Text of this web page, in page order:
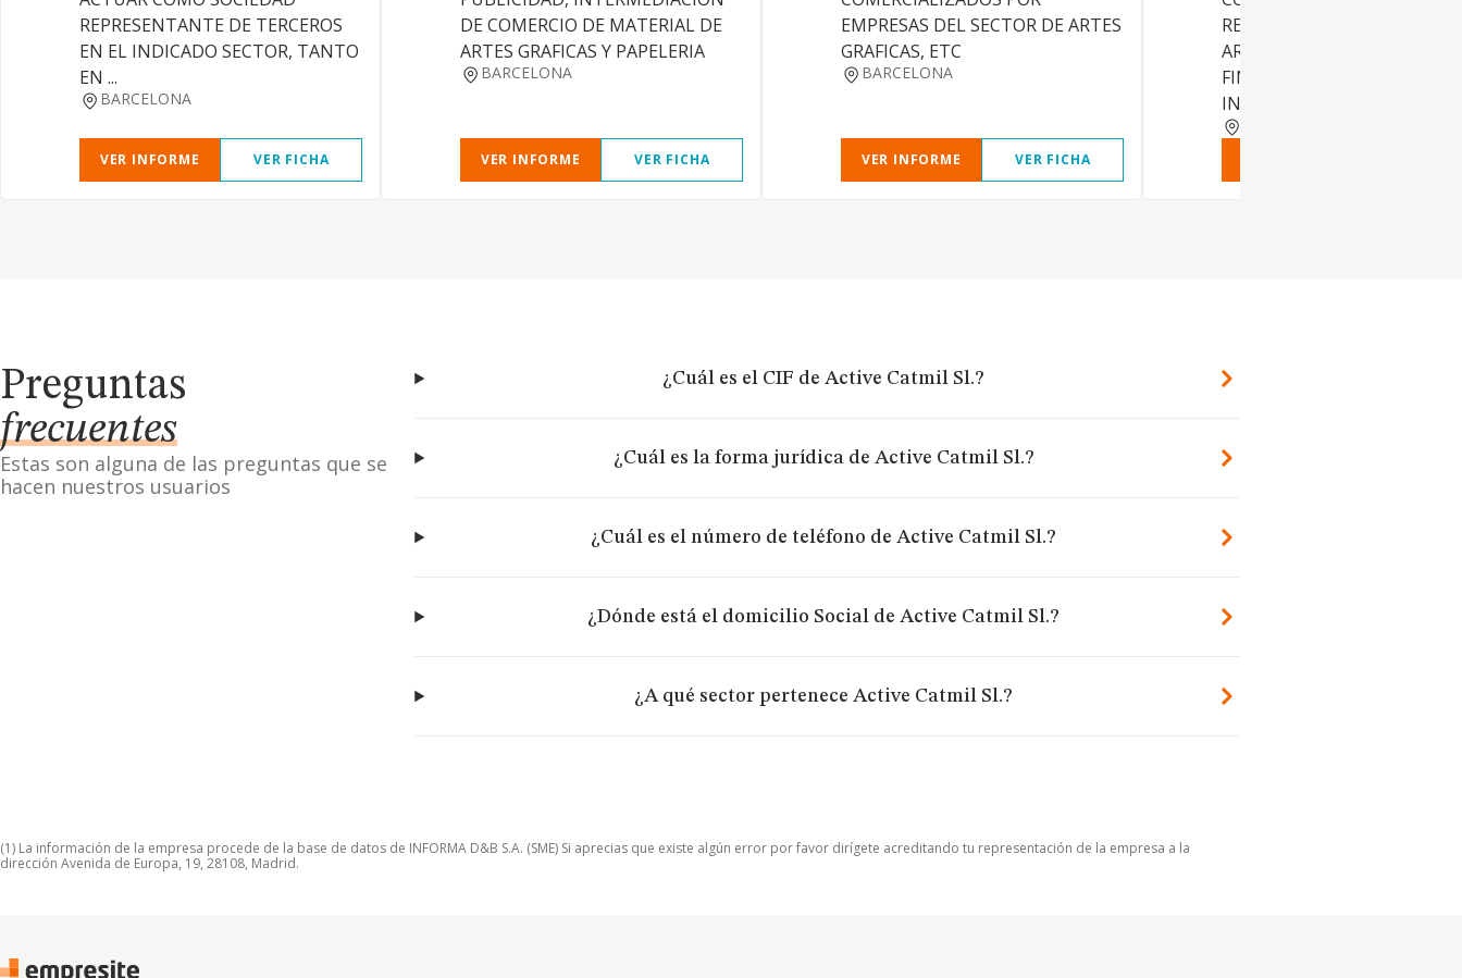
REPRESENTANTE DE TERCEROS
EN EL INDICADO SECTOR, TANTO
EN ...
BARCELONA
VER INFORME VER FICHA
DE COMERCIO DE MATERIAL DE
ARTES GRAFICAS Y PAPELERIA
BARCELONA
VER INFORME VER FICHA
EMPRESAS DEL SECTOR DE ARTES
GRAFICAS, ETC
BARCELONA
VER INFORME VER FICHA
REHABILITACION Y
ARRENDAMIENTO NO
FINANCIERO DE BIENES
INMUEBLES.
Preguntas
frecuentes
Estas son alguna de las preguntas que se
hacen nuestros usuarios
¿Cuál es el CIF de Active Catmil Sl.?
¿Cuál es la forma jurídica de Active Catmil Sl.?
¿Cuál es el número de teléfono de Active Catmil Sl.?
¿Dónde está el domicilio Social de Active Catmil Sl.?
¿A qué sector pertenece Active Catmil Sl.?
(1) La información de la empresa procede de la base de datos de INFORMA D&B S.A. (SME) Si aprecias que existe algún error por favor dirígete acreditando tu representación de la empresa a la
dirección Avenida de Europa, 19, 28108, Madrid.